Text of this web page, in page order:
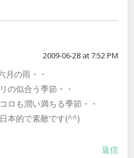
2009-06-28 at 7:52 PM
の雨・・
の似合う季節・・
ロも潤い満ちる季節・・
本的で素敵です(^^)
返信